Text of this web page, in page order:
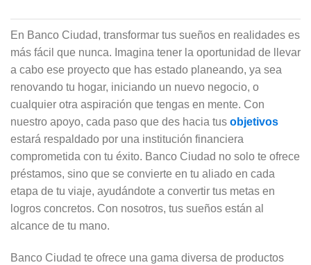
En Banco Ciudad, transformar tus sueños en realidades es
más fácil que nunca. Imagina tener la oportunidad de llevar
a cabo ese proyecto que has estado planeando, ya sea
renovando tu hogar, iniciando un nuevo negocio, o
cualquier otra aspiración que tengas en mente. Con
nuestro apoyo, cada paso que des hacia tus objetivos
estará respaldado por una institución financiera
comprometida con tu éxito. Banco Ciudad no solo te ofrece
préstamos, sino que se convierte en tu aliado en cada
etapa de tu viaje, ayudándote a convertir tus metas en
logros concretos. Con nosotros, tus sueños están al
alcance de tu mano.
Banco Ciudad te ofrece una gama diversa de productos